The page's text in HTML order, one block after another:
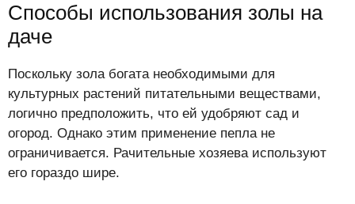
Способы использования золы на
даче
Поскольку зола богата необходимыми для
культурных растений питательными веществами,
логично предположить, что ей удобряют сад и
огород. Однако этим применение пепла не
ограничивается. Рачительные хозяева используют
его гораздо шире.